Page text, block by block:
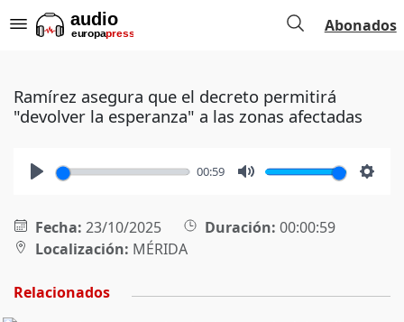
Abonados
Ramírez asegura que el decreto permitirá
"devolver la esperanza" a las zonas afectadas
00:59
Fecha: 23/10/2025 Duración: 00:00:59
Localización: MÉRIDA
Relacionados